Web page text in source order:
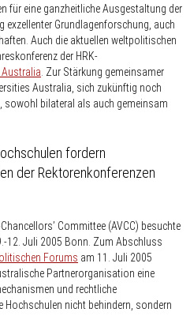
für eine ganzheitliche Ausgestaltung der
exzellenter Grundlagenforschung, auch
Auch die aktuellen weltpolitischen
der HRK-
. Zur Stärkung gemeinsamer
Australia, sich zukünftig noch
bilateral als auch gemeinsam
fordern
der Rektorenkonferenzen
Committee (AVCC) besuchte
12. Juli 2005 Bonn. Zum Abschluss
Forums am 11. Juli 2005
Partnerorganisation eine
und rechtliche
Hochschulen nicht behindern, sondern